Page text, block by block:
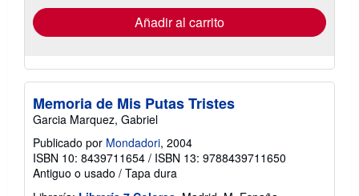
envío
Añadir al carrito
Memoria de Mis Putas Tristes
Garcia Marquez, Gabriel
Publicado por Mondadori, 2004
ISBN 10: 8439711654 / ISBN 13: 9788439711650
Antiguo o usado / Tapa dura